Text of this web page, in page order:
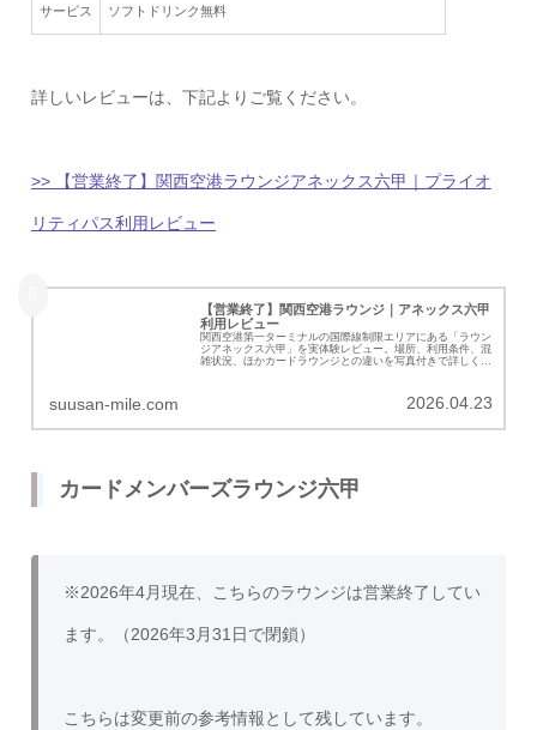
サービス ソフトドリンク無料
詳しいレビューは、下記よりご覧ください。
>> 【営業終了】関西空港ラウンジアネックス六甲｜プライオ
リティパス利用レビュー
【営業終了】関西空港ラウンジ｜アネックス六甲
利用レビュー
関西空港第一ターミナルの国際線制限エリアにある「ラウン
ジアネックス六甲」を実体験レビュー。場所、利用条件、混
雑状況、ほかカードラウンジとの違いを写真付きで詳しく紹
suusan-mile.com 2026.04.23
カードメンバーズラウンジ六甲
※2026年4月現在、こちらのラウンジは営業終了してい
ます。（2026年3月31日で閉鎖）
こちらは変更前の参考情報として残しています。